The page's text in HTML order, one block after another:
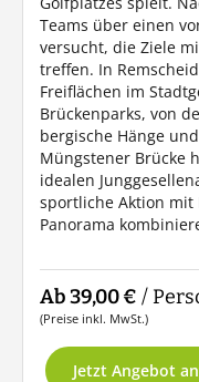
Teams über einen
versucht, die Ziele
treffen. In
Freiflächen im
Brückenparks, von
bergische Hänge
Müngstener Brücke
idealen
sportliche Aktion
Panorama
Ab 39,00 € /
(Preise inkl. MwSt.)
Jetzt Angebot